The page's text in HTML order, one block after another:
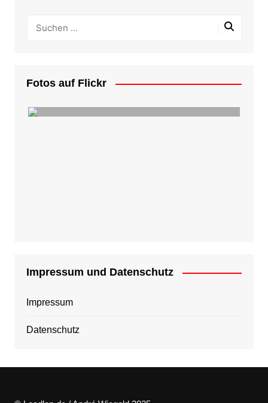
Fotos auf Flickr
Impressum und Datenschutz
Impressum
Datenschutz